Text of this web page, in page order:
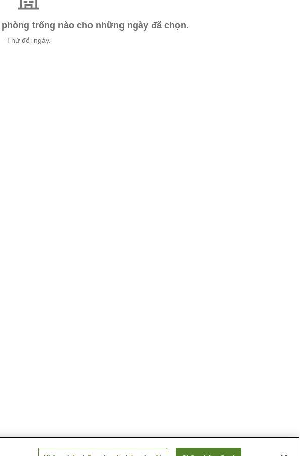
trống nào cho những ngày đã chọn.
Thử đổi ngày.